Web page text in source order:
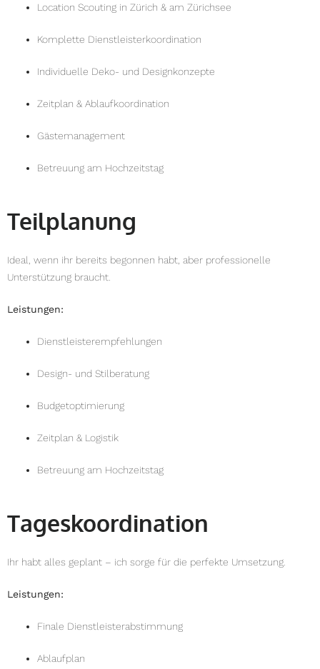
Location Scouting in Zürich & am Zürichsee
Komplette Dienstleisterkoordination
Individuelle Deko- und Designkonzepte
Zeitplan & Ablaufkoordination
Gästemanagement
Betreuung am Hochzeitstag
Teilplanung
Ideal, wenn ihr bereits begonnen habt, aber professionelle
Unterstützung braucht.
Leistungen:
Dienstleisterempfehlungen
Design- und Stilberatung
Budgetoptimierung
Zeitplan & Logistik
Betreuung am Hochzeitstag
Tageskoordination
Ihr habt alles geplant – ich sorge für die perfekte Umsetzung.
Leistungen:
Finale Dienstleisterabstimmung
Ablaufplan